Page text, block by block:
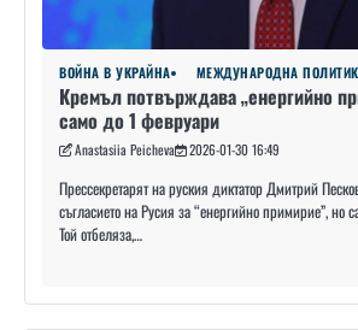
ВОЙНА В УКРАЙНА МЕЖДУНАРОДНА
Кремъл потвърждава „енергийно
само до 1 февруари
Anastasiia Peicheva 2026-01-30 16:49
Прессекретарят на руския диктатор Дмитрий
съгласието на Русия за “енергийно примирие”, но
Той отбеляза,…